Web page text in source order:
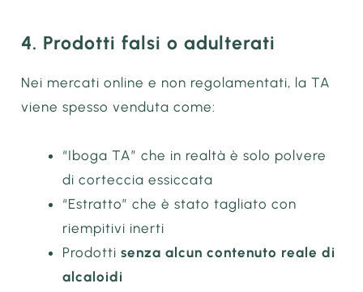
4. Prodotti falsi o adulterati
Nei mercati online e non regolamentati, la TA
viene spesso venduta come:
“Iboga TA” che in realtà è solo polvere
di corteccia essiccata
“Estratto” che è stato tagliato con
riempitivi inerti
Prodottisenza alcun contenuto reale di
alcaloidi